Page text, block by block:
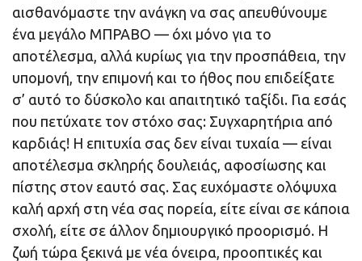
αισθανόμαστε την ανάγκη να σας απευθύνουμε
ένα μεγάλο ΜΠΡΑΒΟ — όχι μόνο για το
αποτέλεσμα, αλλά κυρίως για την προσπάθεια, την
υπομονή, την επιμονή και το ήθος που επιδείξατε
σ’ αυτό το δύσκολο και απαιτητικό ταξίδι. Για εσάς
που πετύχατε τον στόχο σας: Συγχαρητήρια από
καρδιάς! Η επιτυχία σας δεν είναι τυχαία — είναι
αποτέλεσμα σκληρής δουλειάς, αφοσίωσης και
πίστης στον εαυτό σας. Σας ευχόμαστε ολόψυχα
καλή αρχή στη νέα σας πορεία, είτε είναι σε κάποια
σχολή, είτε σε άλλον δημιουργικό προορισμό. Η
ζωή τώρα ξεκινά με νέα όνειρα, προοπτικές και